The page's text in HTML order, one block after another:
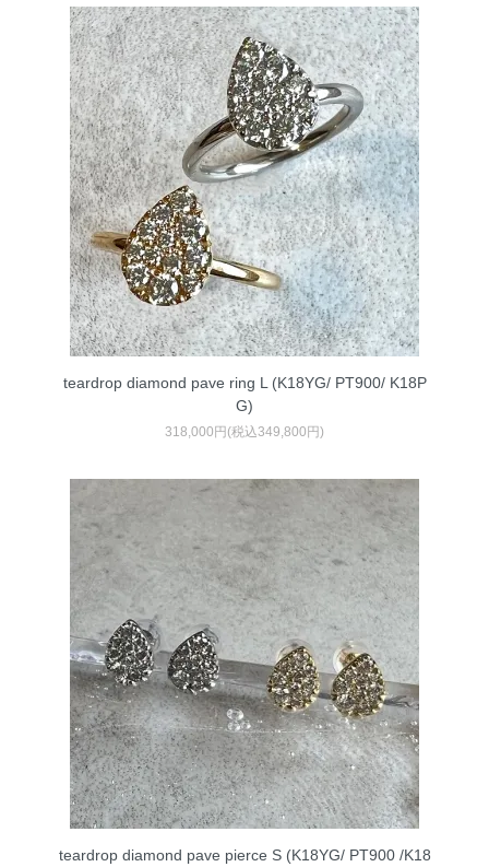
teardrop diamond pave ring L (K18YG/ PT900/ K18P
G)
318,000円(税込349,800円)
teardrop diamond pave pierce S (K18YG/ PT900 /K18